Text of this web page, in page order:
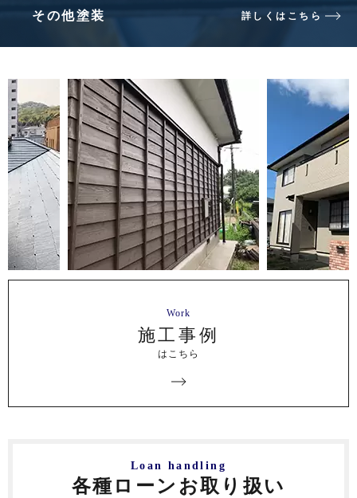
その他塗装
Work
施工事例
はこちら
Loan handling
各種ローンお取り扱い